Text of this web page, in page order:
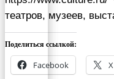
театров, музеев,
Поделиться ссылкой:
Facebook X